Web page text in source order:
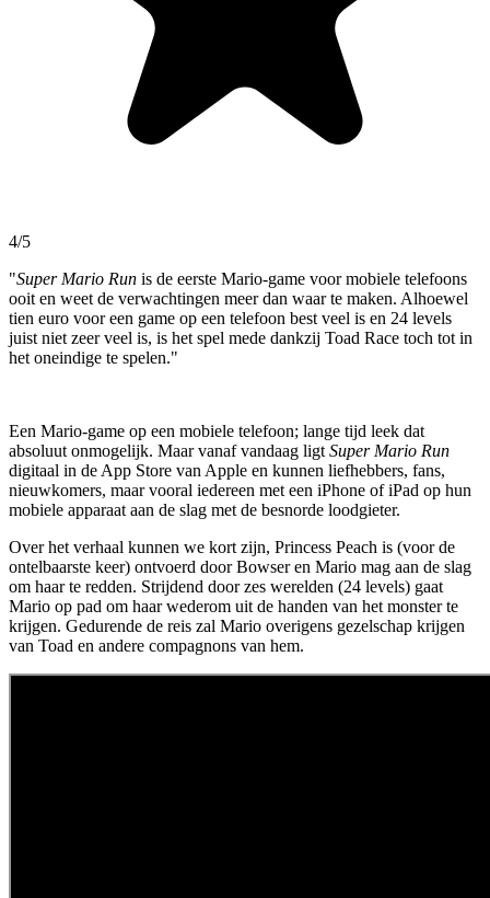
4/5
"Super Mario Run is de eerste Mario-game voor mobiele telefoons
ooit en weet de verwachtingen meer dan waar te maken. Alhoewel
tien euro voor een game op een telefoon best veel is en 24 levels
juist niet zeer veel is, is het spel mede dankzij Toad Race toch tot in
het oneindige te spelen."
Een Mario-game op een mobiele telefoon; lange tijd leek dat
absoluut onmogelijk. Maar vanaf vandaag ligt Super Mario Run
digitaal in de App Store van Apple en kunnen liefhebbers, fans,
nieuwkomers, maar vooral iedereen met een iPhone of iPad op hun
mobiele apparaat aan de slag met de besnorde loodgieter.
Over het verhaal kunnen we kort zijn, Princess Peach is (voor de
ontelbaarste keer) ontvoerd door Bowser en Mario mag aan de slag
om haar te redden. Strijdend door zes werelden (24 levels) gaat
Mario op pad om haar wederom uit de handen van het monster te
krijgen. Gedurende de reis zal Mario overigens gezelschap krijgen
van Toad en andere compagnons van hem.